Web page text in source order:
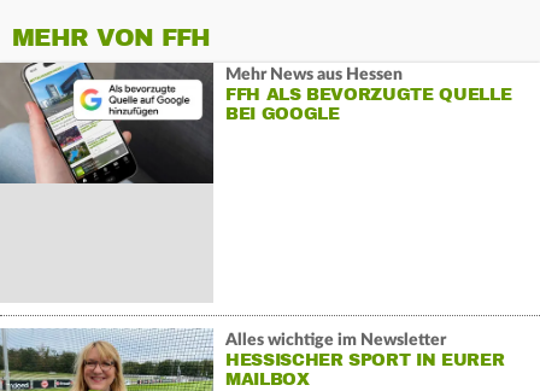
MEHR VON FFH
Mehr News aus Hessen
FFH ALS BEVORZUGTE QUELLE
BEI GOOGLE
Alles wichtige im Newsletter
HESSISCHER SPORT IN EURER
MAILBOX